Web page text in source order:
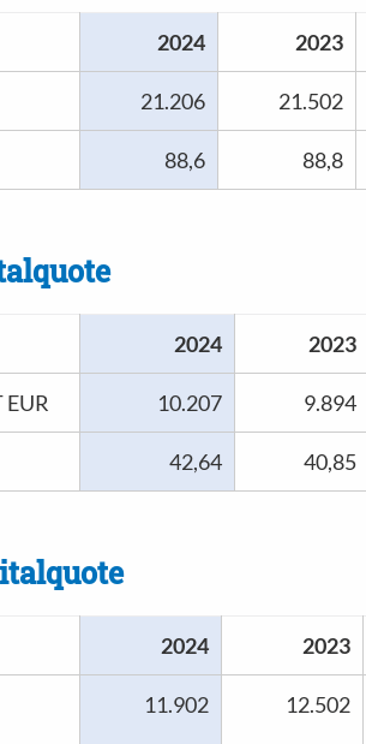
2024 2023
21.206 21.502
88,6 88,8
2024 2023
EUR 10.207 9.894
42,64 40,85
2024 2023
11.902 12.502